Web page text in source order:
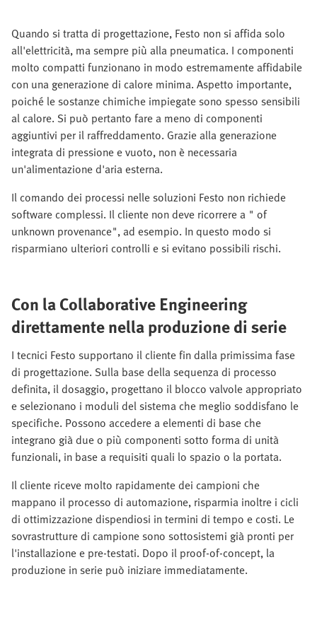
Quando si tratta di progettazione, Festo non si affida solo
all'elettricità, ma sempre più alla pneumatica. I componenti
molto compatti funzionano in modo estremamente affidabile
con una generazione di calore minima. Aspetto importante,
poiché le sostanze chimiche impiegate sono spesso sensibili
al calore. Si può pertanto fare a meno di componenti
aggiuntivi per il raffreddamento. Grazie alla generazione
integrata di pressione e vuoto, non è necessaria
un'alimentazione d'aria esterna.
Il comando dei processi nelle soluzioni Festo non richiede
software complessi. Il cliente non deve ricorrere a " of
unknown provenance", ad esempio. In questo modo si
risparmiano ulteriori controlli e si evitano possibili rischi.
Con la Collaborative Engineering
direttamente nella produzione di serie
I tecnici Festo supportano il cliente fin dalla primissima fase
di progettazione. Sulla base della sequenza di processo
definita, il dosaggio, progettano il blocco valvole appropriato
e selezionano i moduli del sistema che meglio soddisfano le
specifiche. Possono accedere a elementi di base che
integrano già due o più componenti sotto forma di unità
funzionali, in base a requisiti quali lo spazio o la portata.
Il cliente riceve molto rapidamente dei campioni che
mappano il processo di automazione, risparmia inoltre i cicli
di ottimizzazione dispendiosi in termini di tempo e costi. Le
sovrastrutture di campione sono sottosistemi già pronti per
l'installazione e pre-testati. Dopo il proof-of-concept, la
produzione in serie può iniziare immediatamente.